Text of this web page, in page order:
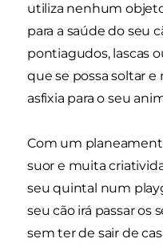
utiliza nenhum
para a saúde do seu
pontiagudos, lascas
que se possa soltar
asfixia para o seu
Com um
suor e muita
seu quintal num
seu cão irá passar os
sem ter de sair de